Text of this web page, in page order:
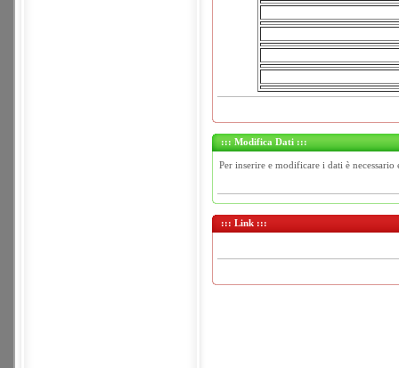
::: Modifica Dati :::
Per inserire e modificare i dati è necessario
::: Link :::